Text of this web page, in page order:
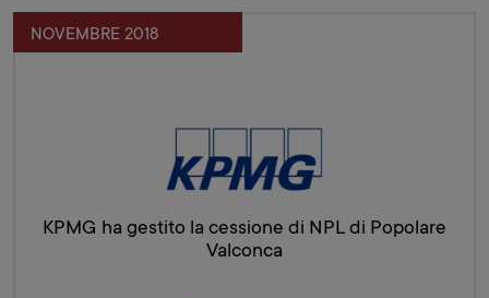
NOVEMBRE 2018
KPMG ha gestito la cessione di NPL di Popolare
Valconca